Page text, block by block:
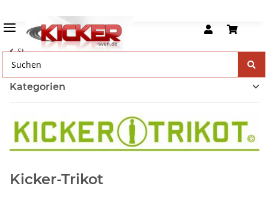
Startseite
Kicker-Trikot
Kategorien